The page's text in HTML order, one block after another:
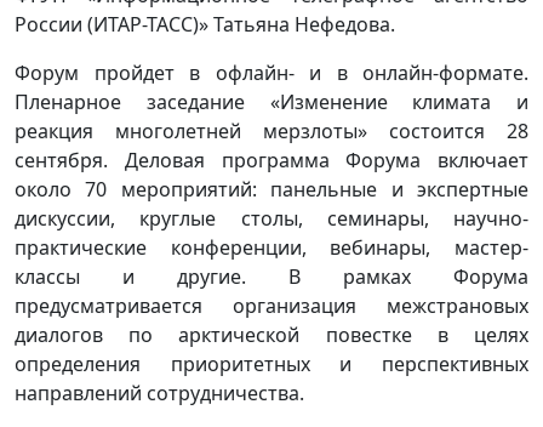
России (ИТАР-ТАСС)» Татьяна Нефедова.
Форум пройдет в офлайн- и в онлайн-формате.
Пленарное заседание «Изменение климата и
реакция многолетней мерзлоты» состоится 28
сентября. Деловая программа Форума включает
около 70 мероприятий: панельные и экспертные
дискуссии, круглые столы, семинары, научно-
практические конференции, вебинары, мастер-
классы и другие. В рамках Форума
предусматривается организация межстрановых
диалогов по арктической повестке в целях
определения приоритетных и перспективных
направлений сотрудничества.